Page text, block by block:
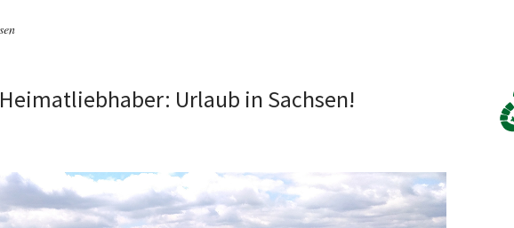
Urlaub in Sachsen!